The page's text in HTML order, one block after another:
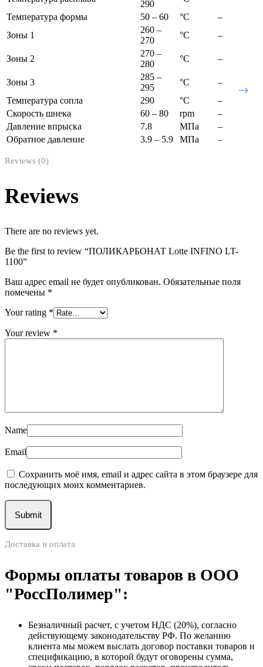
290
Температура формы
50 – 60 °C
–
Зоны 1
260 –
270
°C –
Зоны 2
270 –
280
°C –
Зоны 3
285 –
295
°C
–
Температура сопла
290 °C
–
Скорость шнека
60 – 80 rpm
–
Давление впрыска
7.8 МПа
–
Обратное давление
3.9 – 5.9 МПа –
Reviews (0)
Reviews
There are no reviews yet.
Be the first to review “ПОЛИКАРБОНАТ Lotte INFINO LT-
1100”
Ваш адрес email не будет опубликован. Обязательные поля
помечены *
Your rating *
Your review *
Name
Email
Сохранить моё имя, email и адрес сайта в этом браузере для
последующих моих комментариев.
Доставка и оплата
Формы оплаты товаров в ООО
"РоссПолимер":
Безналичный расчет, с учетом НДС (20%), согласно
действующему законодательству РФ. По желанию
клиента мы можем выслать договор поставки товаров и
спецификацию, в которой будут оговорены сумма,